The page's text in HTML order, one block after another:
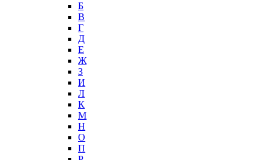
Б
В
Г
Д
Е
Ж
З
И
Л
К
М
Н
О
П